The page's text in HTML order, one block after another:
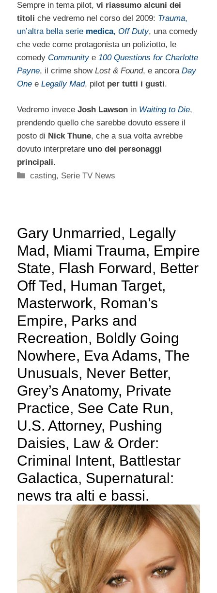
Sempre in tema pilot, vi riassumo alcuni dei
titoli che vedremo nel corso del 2009: Trauma,
un’altra bella serie medica, Off Duty, una comedy
che vede come protagonista un poliziotto, le
comedy Communitye 100 Questions for Charlotte
Payne, il crime show Lost & Found, e ancora Day
One e Legally Mad, pilot per tutti i gusti.
Vedremo invece Josh Lawson in Waiting to Die,
prendendo quello che sarebbe dovuto essere il
posto di Nick Thune, che a sua volta avrebbe
dovuto interpretare uno dei personaggi
principali.
Categorie
casting, Serie TV News
Gary Unmarried, Legally
Mad, Miami Trauma, Empire
State, Flash Forward, Better
Off Ted, Human Target,
Masterwork, Roman’s
Empire, Parks and
Recreation, Boldly Going
Nowhere, Eva Adams, The
Unusuals, Never Better,
Grey’s Anatomy, Private
Practice, See Cate Run,
U.S. Attorney, Pushing
Daisies, Law & Order:
Criminal Intent, Battlestar
Galactica, Supernatural:
news tra alti e bassi.